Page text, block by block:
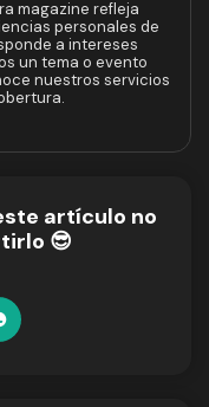
magazine refleja
personales de
a intereses
un tema o evento
nuestros servicios
artículo no
😎